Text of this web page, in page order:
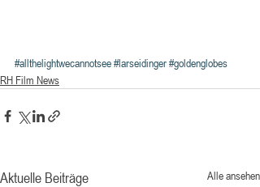
#allthelightwecannotsee#larseidinger#goldenglobes
RH Film News
Aktuelle Beiträge Alle ansehen